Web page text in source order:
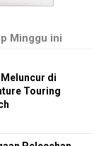
Minggu ini
Meluncur di
Touring